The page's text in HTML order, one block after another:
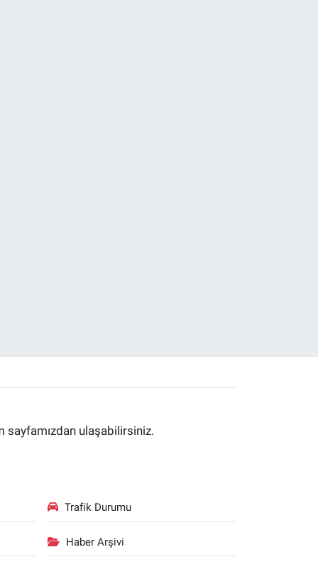
sayfamızdan ulaşabilirsiniz.
Trafik Durumu
Haber Arşivi